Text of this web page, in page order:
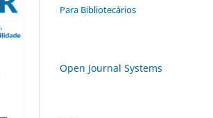
Para Bibliotecários
Open Journal Systems